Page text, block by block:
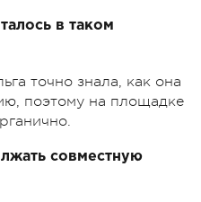
в таком
точно знала, как она
поэтому на площадке
совместную